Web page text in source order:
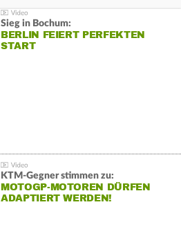
Sieg in Bochum:
BERLIN FEIERT PERFEKTEN
START
KTM-Gegner stimmen zu:
MOTOGP-MOTOREN DÜRFEN
ADAPTIERT WERDEN!